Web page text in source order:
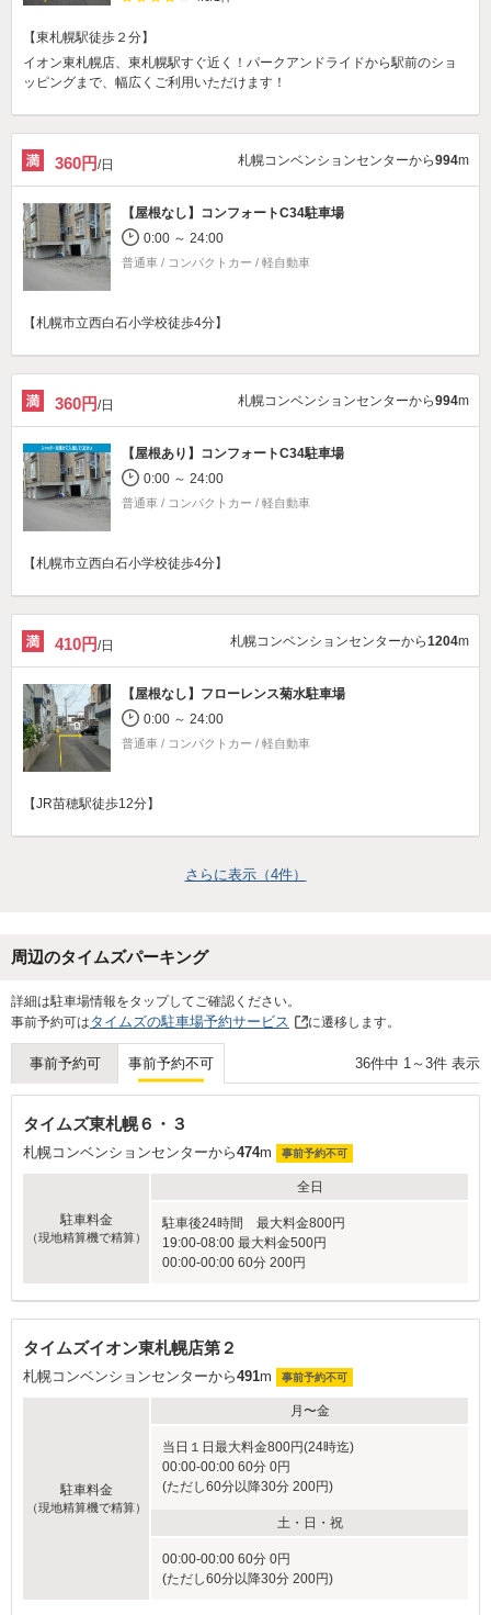
【東札幌駅徒歩２分】
イオン東札幌店、東札幌駅すぐ近く！パークアンドライドから駅前のショ
ッピングまで、幅広くご利用いただけます！
360円/日 札幌コンベンションセンターから994m
【屋根なし】 コンフォートC34駐車場
0:00 ～ 24:00
普通車 / コンパクトカー / 軽自動車
【札幌市立西白石小学校徒歩4分】
360円/日 札幌コンベンションセンターから994m
【屋根あり】 コンフォートC34駐車場
0:00 ～ 24:00
普通車 / コンパクトカー / 軽自動車
【札幌市立西白石小学校徒歩4分】
410円/日 札幌コンベンションセンターから1204m
【屋根なし】 フローレンス菊水駐車場
0:00 ～ 24:00
普通車 / コンパクトカー / 軽自動車
【JR苗穂駅徒歩12分】
さらに表示（4件）
周辺のタイムズパーキング
詳細は駐車場情報をタップしてご確認ください。
事前予約可はタイムズの駐車場予約サービス に遷移します。
事前予約可 事前予約不可 36件中 1 ～ 3件 表示
タイムズ東札幌６・３
札幌コンベンションセンターから474m 事前予約不可
駐車料金
（現地精算機で精算）
全日
駐車後24時間 最大料金800円
19:00-08:00 最大料金500円
00:00-00:00 60分 200円
タイムズイオン東札幌店第２
札幌コンベンションセンターから491m 事前予約不可
駐車料金
（現地精算機で精算）
月〜金
当日１日最大料金800円(24時迄)
00:00-00:00 60分 0円
(ただし60分以降30分 200円)
土・日・祝
00:00-00:00 60分 0円
(ただし60分以降30分 200円)